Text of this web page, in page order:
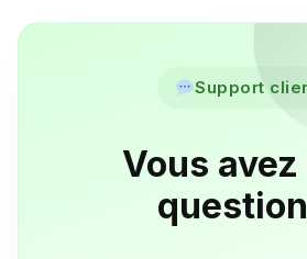
Support
Vous